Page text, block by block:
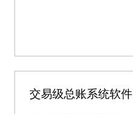
交易级总账系统软件